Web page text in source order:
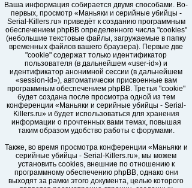
Ваша информация собирается двумя способами. Во-
первых, просмотр «Маньяки и серийные убийцы -
Serial-Killers.ru» приведёт к созданию программным
обеспечением phpBB определенного числа "cookies"
(небольшие текстовые файлы, загружаемые в папку
временных файлов вашего браузера). Первые две
"cookie" содержат только идентификатор
пользователя (в дальнейшем «user-id») и
идентификатор анонимной сессии (в дальнейшем
«session-id»), автоматически присвоенные вам
программным обеспечением phpBB. Третья "cookie"
будет создана после просмотра одной из тем
конференции «Маньяки и серийные убийцы - Serial-
Killers.ru» и будет использоваться для хранения
информации о прочтенных вами темах, повышая
таким образом удобство работы с форумами.
Также, во время просмотра конференции «Маньяки и
серийные убийцы - Serial-Killers.ru», мы можем
установить cookies, внешние по отношению к
программному обеспечению phpBB, однако они
выходят за рамки этого документа, целью которого